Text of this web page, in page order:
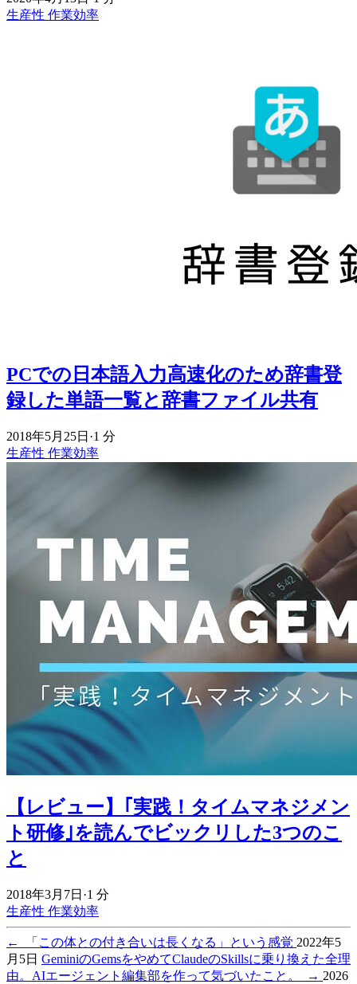
生産性 作業効率
PCでの日本語入力高速化のため辞書登
録した単語一覧と辞書ファイル共有
2018年5月25日 ·1 分
生産性 作業効率
【レビュー】｢実践！タイムマネジメン
ト研修｣を読んでビックリした3つのこ
と
2018年3月7日 ·1 分
生産性 作業効率
← 「この体との付き合いは長くなる」という感覚 2022年5
月5日 GeminiのGemsをやめてClaudeのSkillsに乗り換えた全理
由。AIエージェント編集部を作って気づいたこと。
→ 2026